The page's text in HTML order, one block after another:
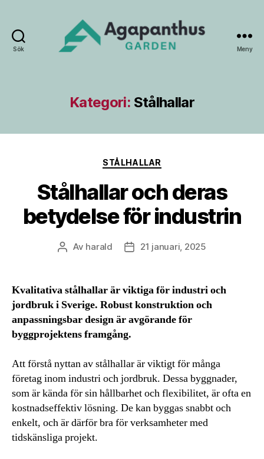
Sök Meny
Kategori: Stålhallar
Kategorier
STÅLHALLAR
Stålhallar och deras
betydelse för industrin
Inläggsförfattare
Av harald Inläggsdatum
21 januari, 2025
Kvalitativa stålhallar är viktiga för industri och
jordbruk i Sverige. Robust konstruktion och
anpassningsbar design är avgörande för
byggprojektens framgång.
Att förstå nyttan av stålhallar är viktigt för många
företag inom industri och jordbruk. Dessa byggnader,
som är kända för sin hållbarhet och flexibilitet, är ofta en
kostnadseffektiv lösning. De kan byggas snabbt och
enkelt, och är därför bra för verksamheter med
tidskänsliga projekt.